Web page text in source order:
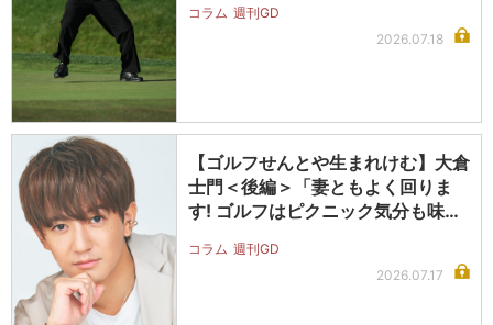
コラム 週刊GD
2026.07.18
【ゴルフせんとや生まれけむ】大倉
士門＜後編＞「妻ともよく回りま
す! ゴルフはピクニック気分も味わ
コラム 週刊GD
2026.07.17